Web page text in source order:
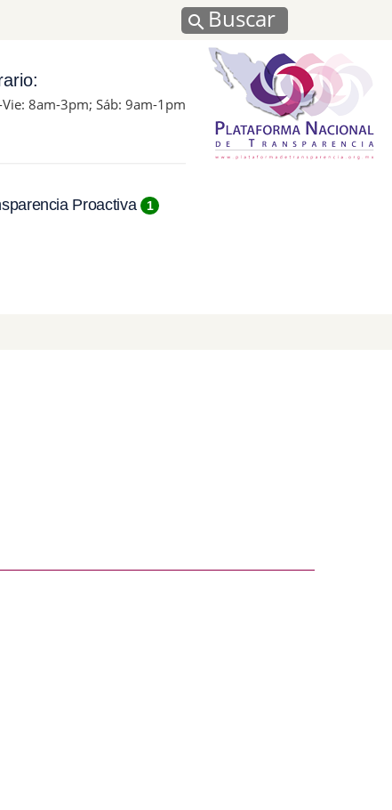
Buscar
8am-3pm; Sáb: 9am-1pm
Proactiva 1